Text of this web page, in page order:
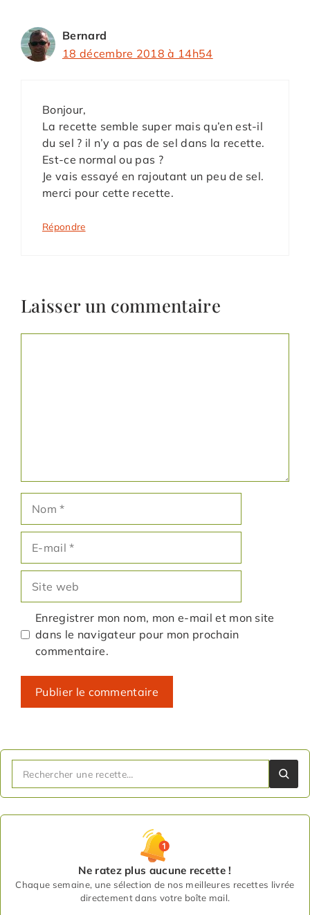
Bernard
18 décembre 2018 à 14h54
Bonjour,
La recette semble super mais qu’en est-il
du sel ? il n’y a pas de sel dans la recette.
Est-ce normal ou pas ?
Je vais essayé en rajoutant un peu de sel.
merci pour cette recette.
Répondre
Laisser un commentaire
mail
web
Enregistrer mon nom, mon e-mail et mon site
dans le navigateur pour mon prochain
commentaire.
Ne ratez plus aucune recette !
Chaque semaine, une sélection de nos meilleures recettes livrée
directement dans votre boîte mail.